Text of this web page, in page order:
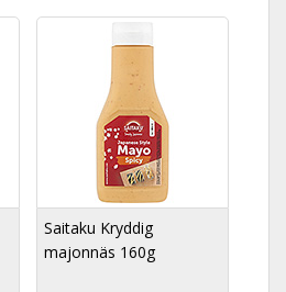
Saitaku Kryddig
majonnäs 160g